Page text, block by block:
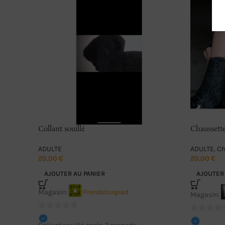
Collant souillé
ADULTE
20,00 €
AJOUTER AU PANIER
Magasin: Prendstonpied
0
ADULTE,
20,00 €
Magasin:
0